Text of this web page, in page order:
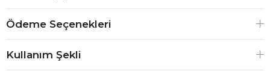
Ödeme Seçenekleri
Kullanım Şekli